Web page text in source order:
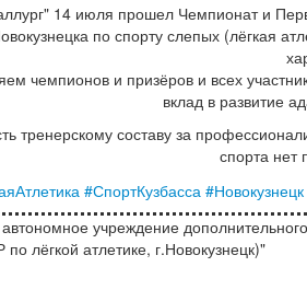
14 июля прошел Чемпионат и
по спорту слепых (лёгкая
чемпионов и призёров и всех
вклад в развитие
тренерскому составу за
спорта нет
#СпортКузбасса #Новокузнецк
учреждение
лёгкой атлетике, г.Новокузнецк)"